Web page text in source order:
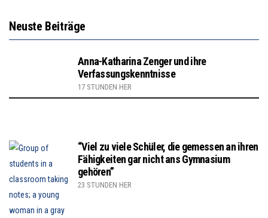
Neuste Beiträge
Anna-Katharina Zenger und ihre
Verfassungskenntnisse
17 STUNDEN HER
“Viel zu viele Schüler, die gemessen an ihren
Fähigkeiten gar nicht ans Gymnasium
gehören”
23 STUNDEN HER